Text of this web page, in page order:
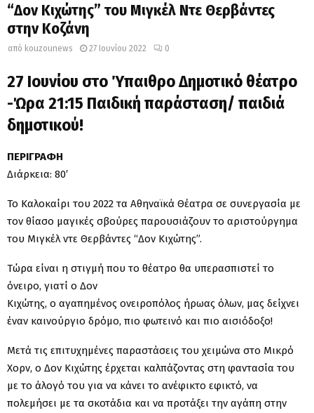
“Δον Κιχώτης” του Μιγκέλ Ντε Θερβάντες
στην Κοζάνη
από kouzounews 27 Ιουνίου 2022 0
27 Ιουνίου στο Ύπαιθρο Δημοτικό θέατρο
-Ώρα 21:15 Παιδική παράσταση/ παιδιά
δημοτικού!
ΠΕΡΙΓΡΑΦΗ
Διάρκεια: 80′
Το Καλοκαίρι του 2022 τα Αθηναϊκά Θέατρα σε συνεργασία με
τον θίασο μαγικές σβούρες παρουσιάζουν το αριστούργημα
του Μιγκέλ ντε Θερβάντες “Δον Κιχώτης”.
Tώρα είναι η στιγμή που το θέατρο θα υπερασπιστεί το
όνειρο, γιατί ο Δον
Κιχώτης, ο αγαπημένος ονειροπόλος ήρωας όλων, μας δείχνει
έναν καινούργιο δρόμο, πιο φωτεινό και πιο αισιόδοξο!
Μετά τις επιτυχημένες παραστάσεις του χειμώνα στο Μικρό
Χορν, ο Δον Κιχώτης έρχεται καλπάζοντας στη φαντασία του
με το άλογό του για να κάνει το ανέφικτο εφικτό, να
πολεμήσει με τα σκοτάδια και να προτάξει την αγάπη στην